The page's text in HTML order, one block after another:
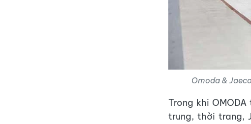
Omoda &
Trong khi
trung, thời trang,